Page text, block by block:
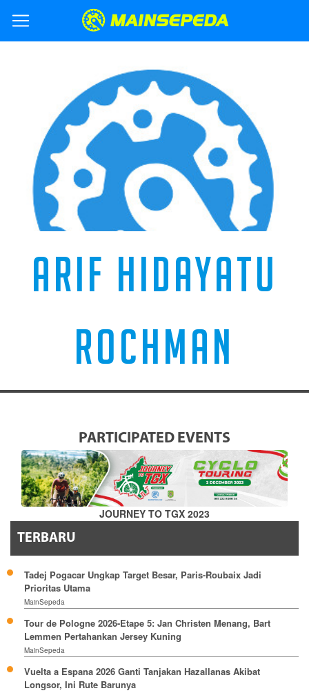
ARIF HIDAYATU
ROCHMAN
PARTICIPATED EVENTS
JOURNEY TO TGX 2023
TERBARU
Tadej Pogacar Ungkap Target Besar, Paris-Roubaix Jadi
Prioritas Utama
MainSepeda
Tour de Pologne 2026-Etape 5: Jan Christen Menang, Bart
Lemmen Pertahankan Jersey Kuning
MainSepeda
Vuelta a Espana 2026 Ganti Tanjakan Hazallanas Akibat
Longsor, Ini Rute Barunya